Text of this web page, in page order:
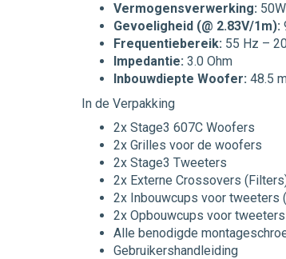
Vermogensverwerking:
Gevoeligheid (@ 2.83V/1m):
Frequentiebereik: 55 Hz –
Impedantie: 3.0 Ohm
Inbouwdiepte Woofer: 48.5
In de Verpakking
2x Stage3 607C Woofers
2x Grilles voor de woofers
2x Stage3 Tweeters
2x Externe Crossovers
2x Inbouwcups voor tweeters
2x Opbouwcups voor
Alle benodigde
Gebruikershandleiding